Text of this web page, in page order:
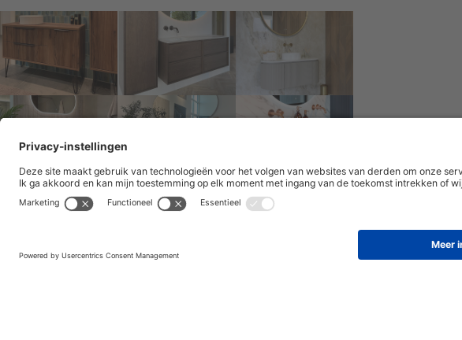
Vind een dealer bij u in de buurt
DEALERLOCATOR